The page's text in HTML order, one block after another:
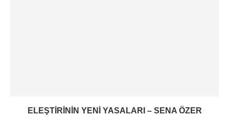
ELEŞTIRININ YENI YASALARI – SENA ÖZER